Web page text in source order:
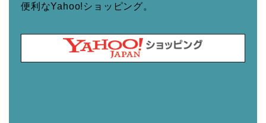
便利なYahoo!ショッピング。